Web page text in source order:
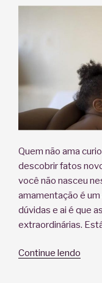
Quem não ama
descobrir fatos
você não nasceu
amamentação é
dúvidas e ai é que
extraordinárias.
Continue lendo